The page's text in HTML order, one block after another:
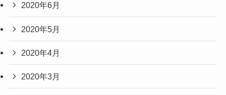
2020年6月
2020年5月
2020年4月
2020年3月